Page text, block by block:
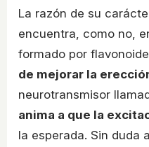
La razón de su
encuentra, como no,
formado por
de mejorar la
neurotransmisor
anima a que la
la esperada. Sin duda